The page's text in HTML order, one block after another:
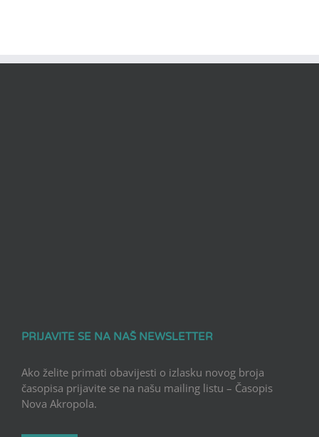
PRIJAVITE SE NA NAŠ NEWSLETTER
Ako želite primati obavijesti o izlasku novog broja
časopisa prijavite se na našu mailing listu – Časopis
Nova Akropola.